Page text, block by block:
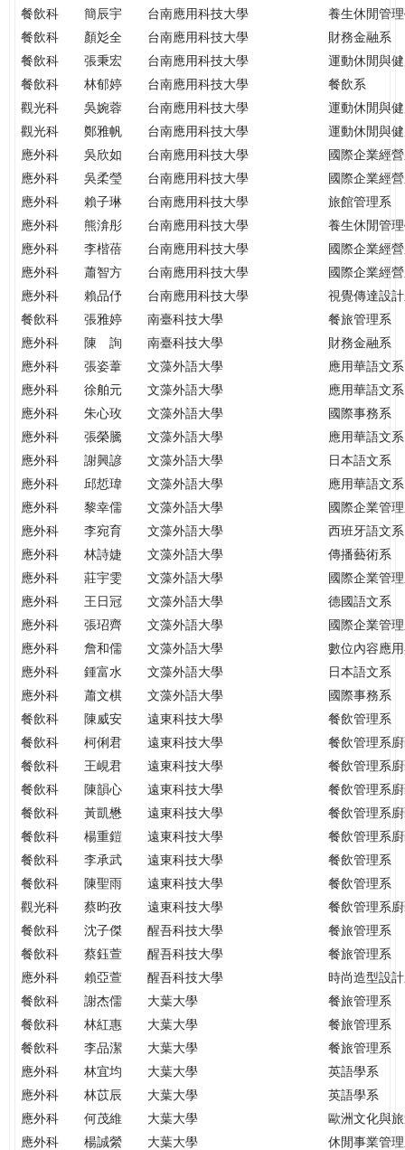
餐飲科
簡辰宇 台南應用科技大學
養生休閒管
餐飲科
顏彣全 台南應用科技大學
財務金融系
餐飲科
張秉宏 台南應用科技大學
運動休閒與
餐飲科
林郁婷 台南應用科技大學
餐飲系
觀光科
吳婉蓉 台南應用科技大學
運動休閒與
觀光科
鄭雅帆 台南應用科技大學
運動休閒與
應外科
吳欣如 台南應用科技大學
國際企業經
應外科
吳柔瑩 台南應用科技大學
國際企業經
應外科
賴子琳 台南應用科技大學
旅館管理系
應外科
熊渰彤 台南應用科技大學
養生休閒管
應外科
李楷蓓 台南應用科技大學
國際企業經
應外科
蕭智方 台南應用科技大學
國際企業經
應外科
賴品伃 台南應用科技大學
視覺傳達設
餐飲科
張雅婷 南臺科技大學
餐旅管理系
應外科
陳 詢 南臺科技大學
財務金融系
應外科
張姿葦 文藻外語大學
應用華語文系
應外科
徐舶元 文藻外語大學
應用華語文系
應外科
朱心玫 文藻外語大學
國際事務系
應外科
張榮騰 文藻外語大學
應用華語文系
應外科
謝興諺 文藻外語大學
日本語文系
應外科
邱悊瑋 文藻外語大學
應用華語文系
應外科
黎幸儒 文藻外語大學
國際企業管
應外科
李宛育 文藻外語大學
西班牙語文系
應外科
林詩婕 文藻外語大學
傳播藝術系
應外科
莊宇雯 文藻外語大學
國際企業管
應外科
王日冠 文藻外語大學
德國語文系
應外科
張玿齊 文藻外語大學
國際企業管
應外科
詹和儒 文藻外語大學
數位內容應
應外科
鍾富水 文藻外語大學
日本語文系
應外科
蕭文棋 文藻外語大學
國際事務系
餐飲科
陳威安 遠東科技大學
餐飲管理系
餐飲科
柯俐君 遠東科技大學
餐飲管理系
餐飲科
王峴君 遠東科技大學
餐飲管理系
餐飲科
陳韻心 遠東科技大學
餐飲管理系
餐飲科
黃凱懋 遠東科技大學
餐飲管理系
餐飲科
楊重鎧 遠東科技大學
餐飲管理系
餐飲科
李承武 遠東科技大學
餐飲管理系
餐飲科
陳聖雨 遠東科技大學
餐飲管理系
觀光科
蔡昀孜 遠東科技大學
餐飲管理系
餐飲科
沈子傑 醒吾科技大學
餐旅管理系
餐飲科
蔡鈺萱 醒吾科技大學
餐旅管理系
應外科
賴亞萱 醒吾科技大學
時尚造型設
餐飲科
謝杰儒 大葉大學
餐旅管理系
餐飲科
林紅惠 大葉大學
餐旅管理系
餐飲科
李品潔 大葉大學
餐旅管理系
應外科
林宜均 大葉大學
英語學系
應外科
林苡辰 大葉大學
英語學系
應外科
何茂維 大葉大學
歐洲文化與
應外科
楊誠縈 大葉大學 休閒事業管